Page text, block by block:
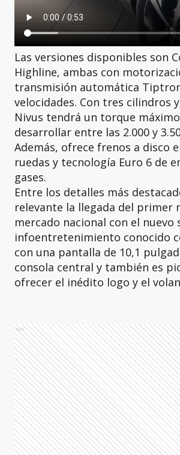
Las versiones disponibles son
Highline, ambas con
transmisión automática
velocidades. Con tres cilindros
Nivus tendrá un torque
desarrollar entre las 2.000 y
Además, ofrece frenos a disco
ruedas y tecnología Euro 6 de
gases.
Entre los detalles más
relevante la llegada del primer
mercado nacional con el nuevo
infoentretenimiento conocido
con una pantalla de 10,1
consola central y también es
ofrecer el inédito logo y el
Ads